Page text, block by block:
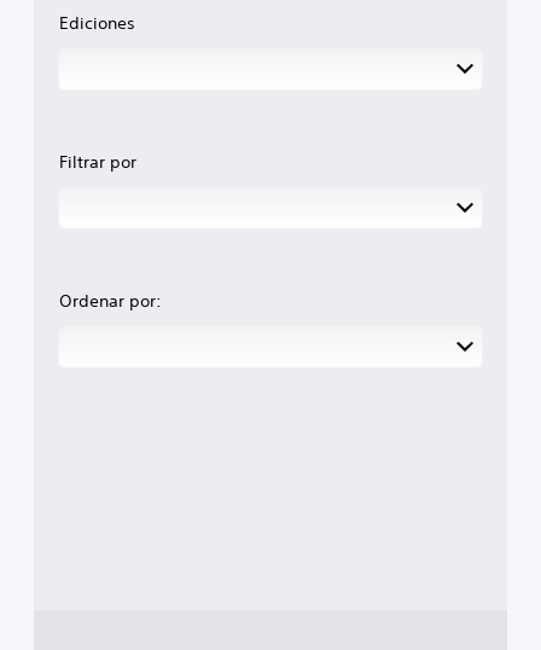
Ediciones
Filtrar por
Ordenar por: